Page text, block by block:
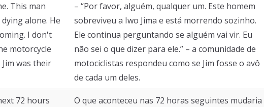
This man
alone. He
I don't
motorcycle
was their
– “Por favor, alguém, qualquer um. Este homem
sobreviveu a Iwo Jima e está morrendo sozinho.
Ele continua perguntando se alguém vai vir. Eu
não sei o que dizer para ele.” – a comunidade de
motociclistas respondeu como se Jim fosse o avô
de cada um deles.
72 hours
O que aconteceu nas 72 horas seguintes mudaria